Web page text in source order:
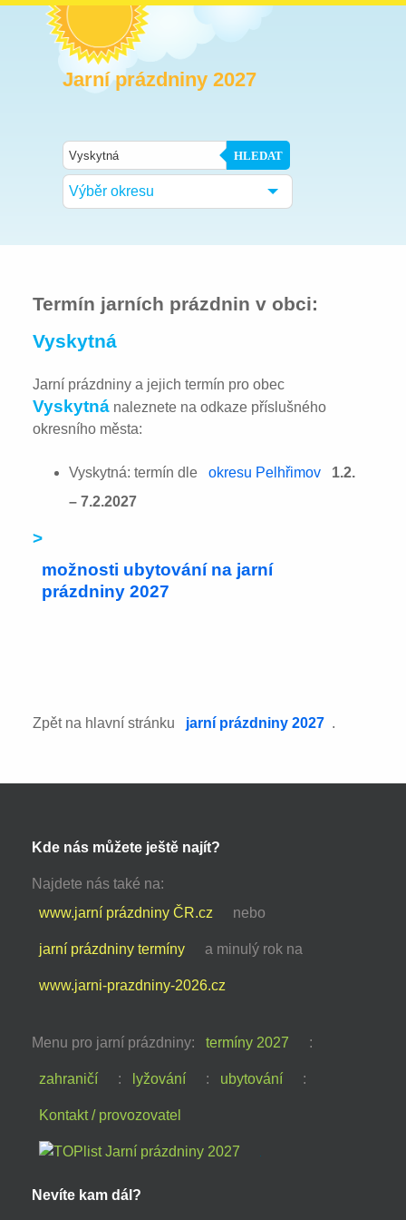
Jarní prázdniny 2027
HLEDAT
Výběr okresu
Termín jarních prázdnin v obci:
Vyskytná
Jarní prázdniny a jejich termín pro obec
Vyskytná naleznete na odkaze příslušného
okresního města:
Vyskytná: termín dle okresu Pelhřimov
1.2.
– 7.2.2027
>
možnosti ubytování na jarní
prázdniny 2027
Zpět na hlavní stránku jarní prázdniny 2027 .
Kde nás můžete ještě najít?
Najdete nás také na:
www.jarní prázdniny ČR.cz
nebo
jarní prázdniny termíny a minulý rok na
www.jarni-prazdniny-2026.cz
Menu pro jarní prázdniny: termíny 2027 :
zahraničí : lyžování : ubytování :
Kontakt / provozovatel
Nevíte kam dál?